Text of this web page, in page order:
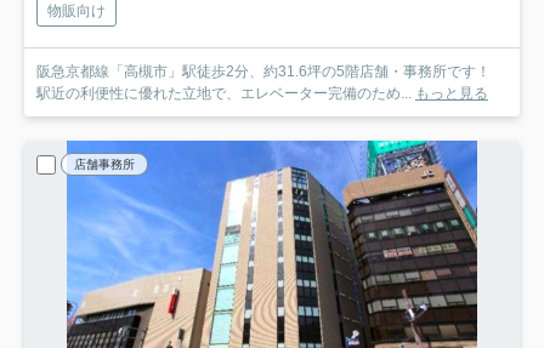
物販向け
阪急京都線「高槻市」駅徒歩2分、約31.6坪の5階店舗・事務所です！
駅近の利便性に優れた立地で、エレベーター完備のため...
もっと見る
店舗事務所